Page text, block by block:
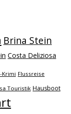
Brina Stein
Costa Deliziosa
Krimi Flussreise
Touristik Hausboot